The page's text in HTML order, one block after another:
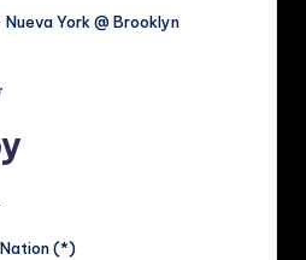
York @ Brooklyn
(*)